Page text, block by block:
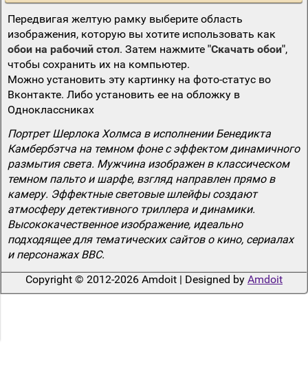
Передвигая желтую рамку выберите область
изображения, которую вы хотите использовать как
обои на рабочий стол. Затем нажмите "Скачать обои",
чтобы сохранить их на компьютер.
Можно установить эту картинку на фото-статус во
Вконтакте. Либо установить ее на обложку в
Одноклассниках
Портрет Шерлока Холмса в исполнении Бенедикта
Камбербэтча на темном фоне с эффектом динамичного
размытия света. Мужчина изображен в классическом
темном пальто и шарфе, взгляд направлен прямо в
камеру. Эффектные световые шлейфы создают
атмосферу детективного триллера и динамики.
Высококачественное изображение, идеально
подходящее для тематических сайтов о кино, сериалах
и персонажах BBC.
Copyright © 2012-2026 Amdoit | Designed by Amdoit